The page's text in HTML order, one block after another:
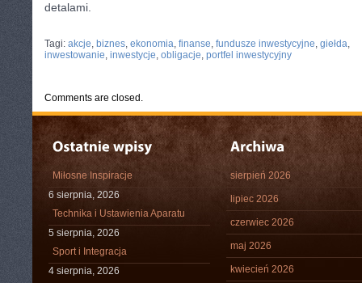
detalami.
Tagi: akcje, biznes, ekonomia, finanse, fundusze inwestycyjne, giełda,
inwestowanie, inwestycje, obligacje, portfel inwestycyjny
Comments are closed.
Miłosne Inspiracje
6 sierpnia, 2026
Technika i Ustawienia Aparatu
5 sierpnia, 2026
Sport i Integracja
4 sierpnia, 2026
sierpień 2026
lipiec 2026
czerwiec 2026
maj 2026
kwiecień 2026